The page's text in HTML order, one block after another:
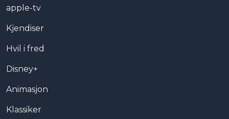
apple-tv
Kjendiser
Hvil i fred
Disney+
Animasjon
Klassiker